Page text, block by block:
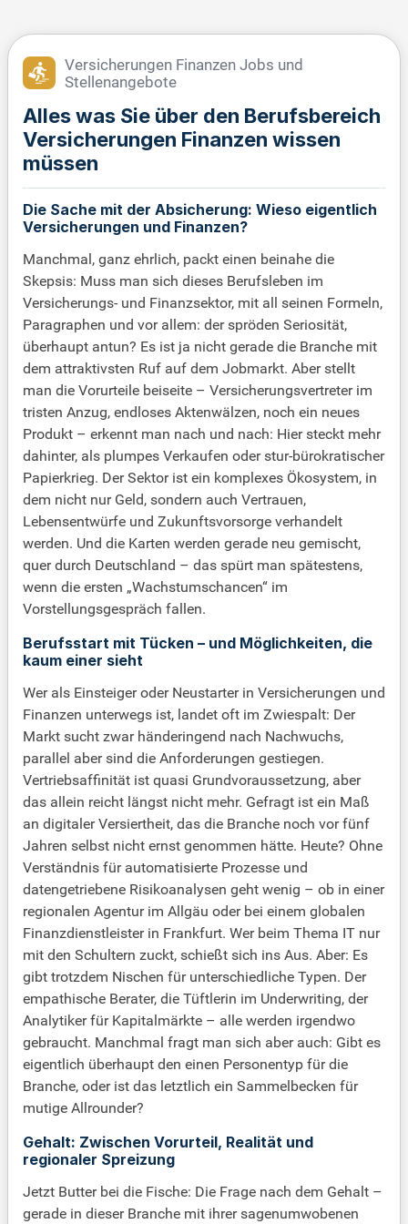
Versicherungen Finanzen Jobs und
Stellenangebote
Alles was Sie über den Berufsbereich
Versicherungen Finanzen wissen
müssen
Die Sache mit der Absicherung: Wieso eigentlich
Versicherungen und Finanzen?
Manchmal, ganz ehrlich, packt einen beinahe die
Skepsis: Muss man sich dieses Berufsleben im
Versicherungs- und Finanzsektor, mit all seinen Formeln,
Paragraphen und vor allem: der spröden Seriosität,
überhaupt antun? Es ist ja nicht gerade die Branche mit
dem attraktivsten Ruf auf dem Jobmarkt. Aber stellt
man die Vorurteile beiseite – Versicherungsvertreter im
tristen Anzug, endloses Aktenwälzen, noch ein neues
Produkt – erkennt man nach und nach: Hier steckt mehr
dahinter, als plumpes Verkaufen oder stur-bürokratischer
Papierkrieg. Der Sektor ist ein komplexes Ökosystem, in
dem nicht nur Geld, sondern auch Vertrauen,
Lebensentwürfe und Zukunftsvorsorge verhandelt
werden. Und die Karten werden gerade neu gemischt,
quer durch Deutschland – das spürt man spätestens,
wenn die ersten „Wachstumschancen“ im
Vorstellungsgespräch fallen.
Berufsstart mit Tücken – und Möglichkeiten, die
kaum einer sieht
Wer als Einsteiger oder Neustarter in Versicherungen und
Finanzen unterwegs ist, landet oft im Zwiespalt: Der
Markt sucht zwar händeringend nach Nachwuchs,
parallel aber sind die Anforderungen gestiegen.
Vertriebsaffinität ist quasi Grundvoraussetzung, aber
das allein reicht längst nicht mehr. Gefragt ist ein Maß
an digitaler Versiertheit, das die Branche noch vor fünf
Jahren selbst nicht ernst genommen hätte. Heute? Ohne
Verständnis für automatisierte Prozesse und
datengetriebene Risikoanalysen geht wenig – ob in einer
regionalen Agentur im Allgäu oder bei einem globalen
Finanzdienstleister in Frankfurt. Wer beim Thema IT nur
mit den Schultern zuckt, schießt sich ins Aus. Aber: Es
gibt trotzdem Nischen für unterschiedliche Typen. Der
empathische Berater, die Tüftlerin im Underwriting, der
Analytiker für Kapitalmärkte – alle werden irgendwo
gebraucht. Manchmal fragt man sich aber auch: Gibt es
eigentlich überhaupt den einen Personentyp für die
Branche, oder ist das letztlich ein Sammelbecken für
mutige Allrounder?
Gehalt: Zwischen Vorurteil, Realität und
regionaler Spreizung
Jetzt Butter bei die Fische: Die Frage nach dem Gehalt –
gerade in dieser Branche mit ihrer sagenumwobenen